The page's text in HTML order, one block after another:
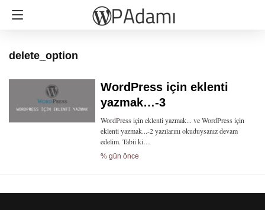
delete_option
WordPress için eklenti
yazmak…-3
WordPress için eklenti yazmak... ve WordPress için
eklenti yazmak...-2 yazılarını okuduysanız devam
edelim. Tabii ki…
% gün önce